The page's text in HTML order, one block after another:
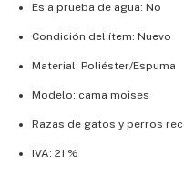
Es a prueba de agua: No
Condición del ítem: Nuevo
Material: Poliéster/Espuma
Modelo: cama moises
Razas de gatos y perros
IVA: 21 %